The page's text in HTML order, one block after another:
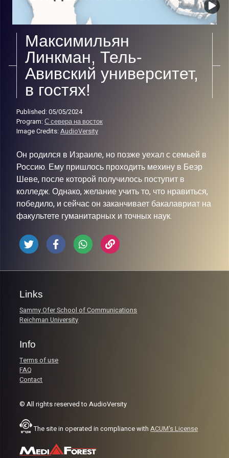
Максимильян
Линкман, Тель-
Авивский университет,
в гостях!
Published: 05/05/2024
Program:С севера на восток
Image Credits:AudioVersity
Он родился в Израиле, но позже уехал с семьей в
Россию. Ему пришлось проходить мехину в Беэр
Шеве, после которой получилось поступит в
колледж. Однако, желание учить то, что нравиться,
победило, и сейчас он заканчивает бакалавриат на
факультете гуманитарных и точных наук.
Links
Sammy Ofer School of Communications
Reichman University
Info
Terms of use
FAQ
Contact
© All rights reserved to AudioVersity
The site in operated in compliance withACUM's License